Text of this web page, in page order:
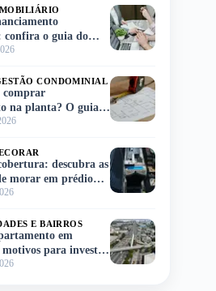
o guia do
escolha o ideal para
CONDOMINIAL
comprar
na planta? O guia
você decidir sem
descubra as
morar em prédio
rooftop
E BAIRROS
em
para investir